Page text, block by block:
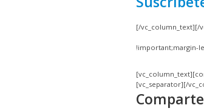
[/vc_column_text][/
!important;margin-
[vc_separator][/